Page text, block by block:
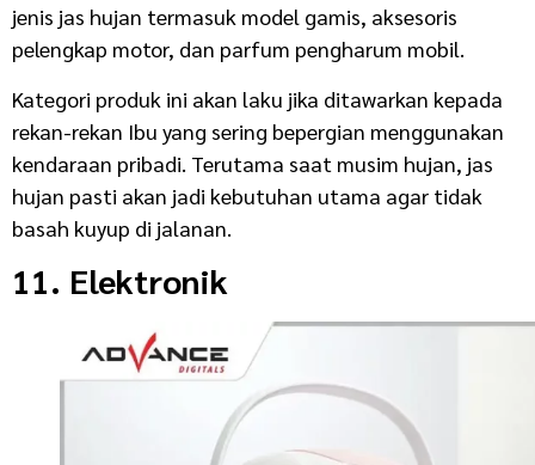
jenis jas hujan termasuk model gamis, aksesoris
pelengkap motor, dan parfum pengharum mobil.
Kategori produk ini akan laku jika ditawarkan kepada
rekan-rekan Ibu yang sering bepergian menggunakan
kendaraan pribadi. Terutama saat musim hujan, jas
hujan pasti akan jadi kebutuhan utama agar tidak
basah kuyup di jalanan.
11. Elektronik